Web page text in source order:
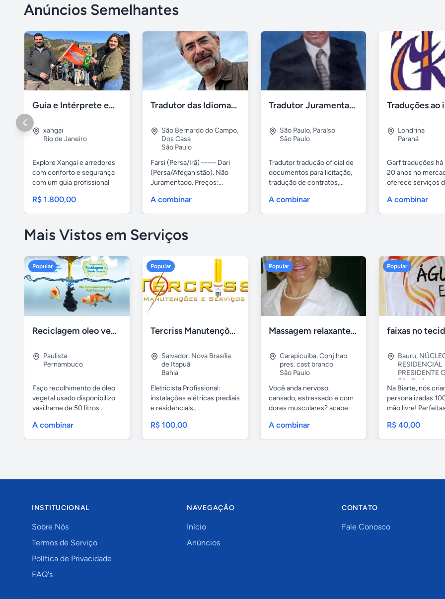
Anúncios Semelhantes
Guia e Intérprete em Português em Xangai
xangai
Rio de Janeiro
Explore Xangai e arredores
com conforto e segurança
com um guia profissional
R$ 1.800,00
Tradutor das Idiomas Farsi (Persa)/Dari (Persa) - Simples
São Bernardo do Campo,
Dos Casa
São Paulo
Farsi (Persa/Irã) ----- Dari
(Persa/Afeganistão). Não
Juramentado. Preços:...
A combinar
Tradutor Juramentado em São Paulo Gilmar Ribeiro
São Paulo, Paraíso
São Paulo
Tradutor tradução oficial de
documentos para licitação,
tradução de contratos,...
A combinar
Londrina
Paraná
Garf traduções há
20 anos no
oferece serviços
A combinar
Mais Vistos em Serviços
Popular
Reciclagem oleo vegetal
Paulista
Pernambuco
Faço recolhimento de óleo
vegetal usado disponibilizo
vasilhame de 50 litros...
A combinar
Popular
Tercriss Manutenções e Serviços
Salvador, Nova Brasília
de Itapuã
Bahia
Eletricista Profissional:
instalações elétricas prediais
e residenciais,...
R$ 100,00
Popular
Massagem relaxante- terapeutica e depilação
Carapicuiba,Conj hab.
pres. cast branco
São Paulo
Você anda nervoso,
cansado, estressado e com
dores musculares? acabe
A combinar
Popular
Bauru,
RESIDENCIAL
PRESIDENTE
São Paulo
Na Biarte, nós
personalizadas
mão livre!
R$ 40,00
INSTITUCIONAL
Sobre Nós
Termos de Serviço
Política de Privacidade
FAQ's
NAVEGAÇÃO
Início
Anúncios
CONTATO
Fale Conosco